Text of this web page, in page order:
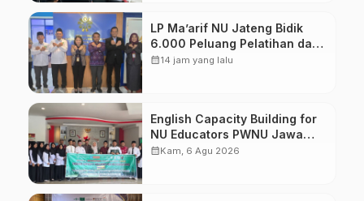
LP Ma’arif NU Jateng Bidik
6.000 Peluang Pelatihan dan
Sertifikasi bagi Lulusan SMK
calendar_month14 jam yang lalu
English Capacity Building for
NU Educators PWNU Jawa
Tengah Batch#4; Membuka
calendar_monthKam, 6 Agu 2026